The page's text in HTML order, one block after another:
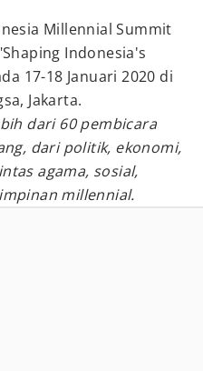
Millennial Summit
Indonesia's
17-18 Januari 2020 di
Jakarta.
dari 60 pembicara
dari politik, ekonomi,
agama, sosial,
millennial.